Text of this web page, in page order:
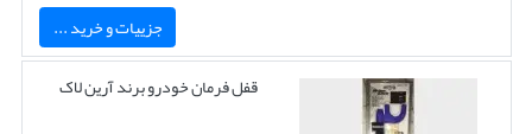
جزییات و خرید ...
قفل فرمان خودرو برند آرین لاک